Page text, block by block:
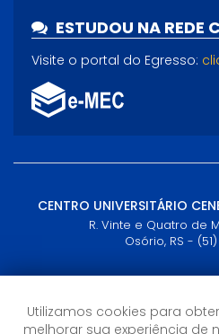
ESTUDOU NA REDE
Visite o portal do Egresso:
CENTRO UNIVERSITÁRIO
R. Vinte e Quatro de
Osório, RS -
Semana:
Sábados:
Utilizamos cookies para
melhorar sua experiência de